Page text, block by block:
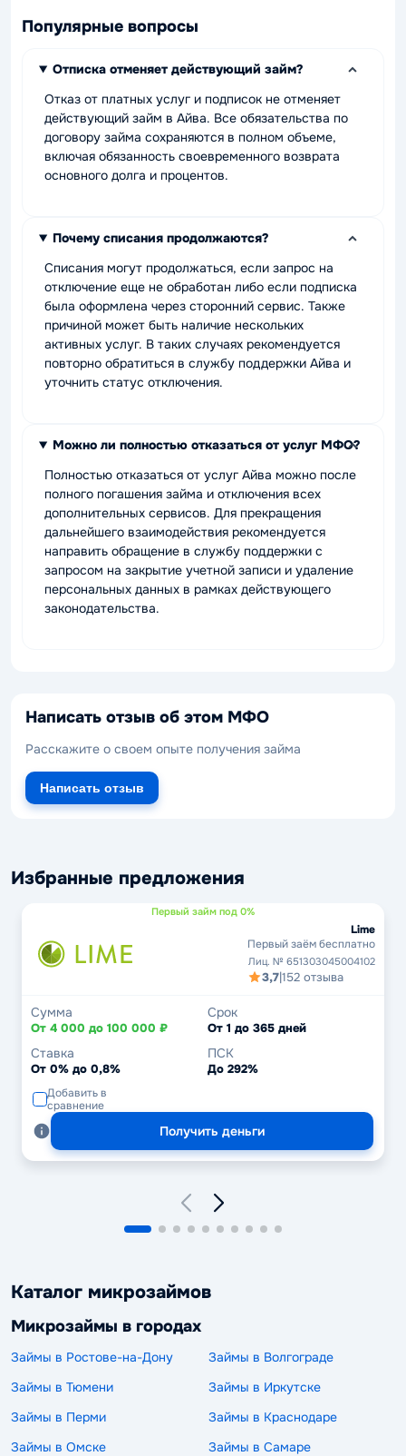
Популярные вопросы
Отписка отменяет действующий займ?
Отказ от платных услуг и подписок не отменяет
действующий займ в Айва. Все обязательства по
договору займа сохраняются в полном объеме,
включая обязанность своевременного возврата
основного долга и процентов.
Почему списания продолжаются?
Списания могут продолжаться, если запрос на
отключение еще не обработан либо если подписка
была оформлена через сторонний сервис. Также
причиной может быть наличие нескольких
активных услуг. В таких случаях рекомендуется
повторно обратиться в службу поддержки Айва и
уточнить статус отключения.
Можно ли полностью отказаться от услуг МФО?
Полностью отказаться от услуг Айва можно после
полного погашения займа и отключения всех
дополнительных сервисов. Для прекращения
дальнейшего взаимодействия рекомендуется
направить обращение в службу поддержки с
запросом на закрытие учетной записи и удаление
персональных данных в рамках действующего
законодательства.
Написать отзыв об этом МФО
Расскажите о своем опыте получения займа
Написать отзыв
Избранные предложения
Первый займ под 0%
Lime
Первый заём бесплатно
Лиц. № 651303045004102
3,7|152 отзыва
Сумма
От 4 000 до 100 000 ₽
Срок
От 1 до 365 дней
Ставка
От 0% до 0,8%
ПСК
До 292%
Добавить в
сравнение
Получить деньги
Каталог микрозаймов
Микрозаймы в городах
Займы в Ростове-на-Дону
Займы в Волгограде
Займы в Тюмени
Займы в Иркутске
Займы в Перми
Займы в Краснодаре
Займы в Омске
Займы в Самаре